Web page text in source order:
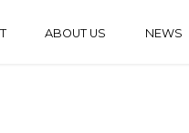
ABOUT US
NEWS